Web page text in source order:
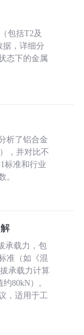
包括T2及
据，详细分
态下的金属
析了铝合金
，并对比不
标准和行业
。
承载力，包
准（如《混
承载力计算
80kN）。
，适用于工